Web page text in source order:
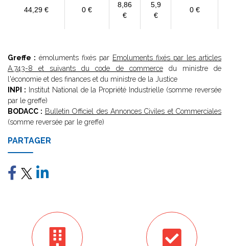
44,29 € 0 €
8,86
€
5,9
€
0 €
Greffe : émoluments fixés par Emoluments fixés par les articles
A.743-8 et suivants du code de commercedu ministre de
l'économie et des finances et du ministre de la Justice
INPI : Institut National de la Propriété Industrielle (somme reversée
par le greffe)
BODACC : Bulletin Officiel des Annonces Civiles et Commerciales
(somme reversée par le greffe)
PARTAGER